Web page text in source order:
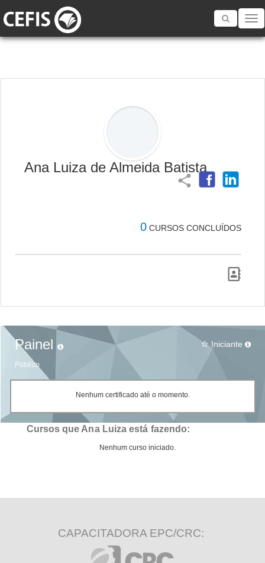
Toggle
Ana Luiza de Almeida Batista
share
0 CURSOS CONCLUÍDOS
Painel
Público
star_border Iniciante
Nenhum certificado até o momento.
Cursos que Ana Luiza está fazendo:
Nenhum curso iniciado.
CAPACITADORA EPC/CRC: